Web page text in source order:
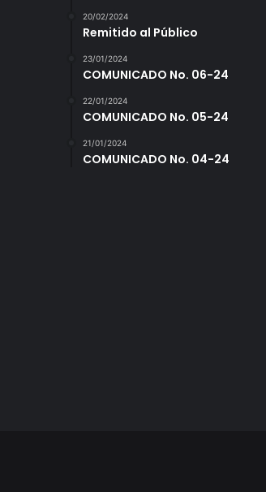
20/02/2024
Remitido al Público
23/01/2024
COMUNICADO No. 06-24
22/01/2024
COMUNICADO No. 05-24
21/01/2024
COMUNICADO No. 04-24